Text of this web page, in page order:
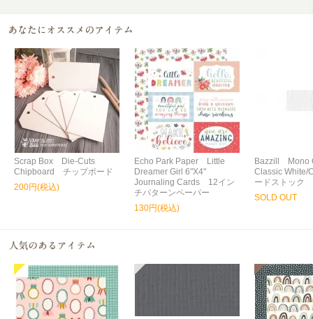
Scrap Box Die-Cuts
Chipboard チップボード
200円(税込)
Echo Park Paper Little
Dreamer Girl 6"X4"
Journaling Cards 12イン
チパターンペーパー
130円(税込)
Bazzill Mono
Classic
ードストック
SOLD OUT